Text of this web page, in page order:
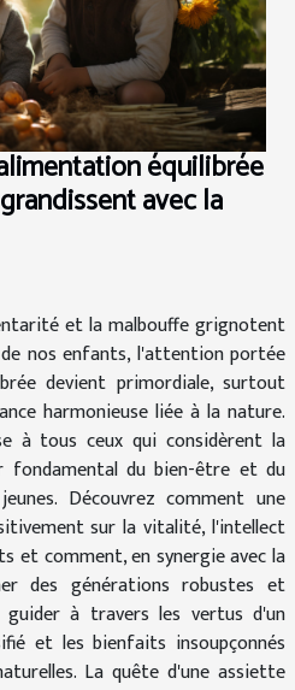
équilibrée
avec la
et la malbouffe grignotent
nos enfants, l'attention portée
devient primordiale, surtout
harmonieuse liée à la nature.
à tous ceux qui considèrent la
du bien-être et du
Découvrez comment une
sur la vitalité, l'intellect
et comment, en synergie avec la
des générations robustes et
guider à travers les vertus d'un
et les bienfaits insoupçonnés
La quête d'une assiette